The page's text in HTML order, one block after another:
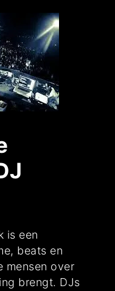
is een
beats en
mensen over
brengt. DJs